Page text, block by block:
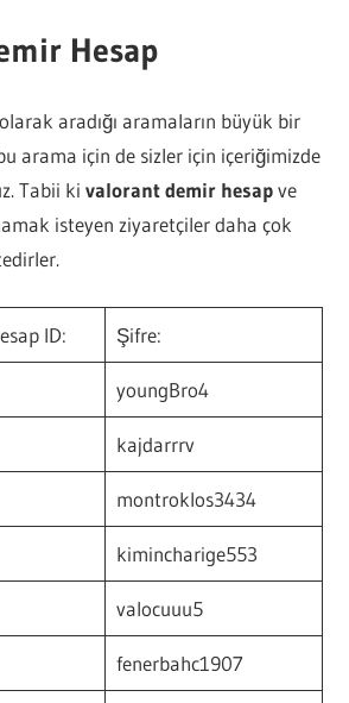
Hesap
olarak aradığı aramaların büyük bir
arama için de sizler için içeriğimizde
Tabii kivalorant demir hesapve
isteyen ziyaretçiler daha çok
ID: Şifre:
youngBro4
kajdarrrv
montroklos3434
kimincharige553
valocuuu5
fenerbahc1907